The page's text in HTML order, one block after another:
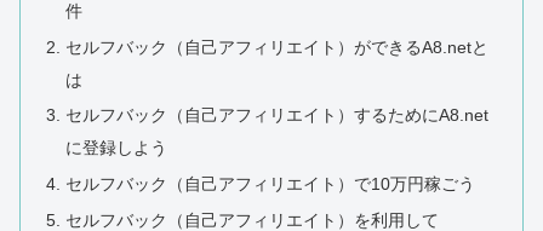
件
セルフバック（自己アフィリエイト）ができるA8.netと
は
セルフバック（自己アフィリエイト）するためにA8.net
に登録しよう
セルフバック（自己アフィリエイト）で10万円稼ごう
セルフバック（自己アフィリエイト）を利用して